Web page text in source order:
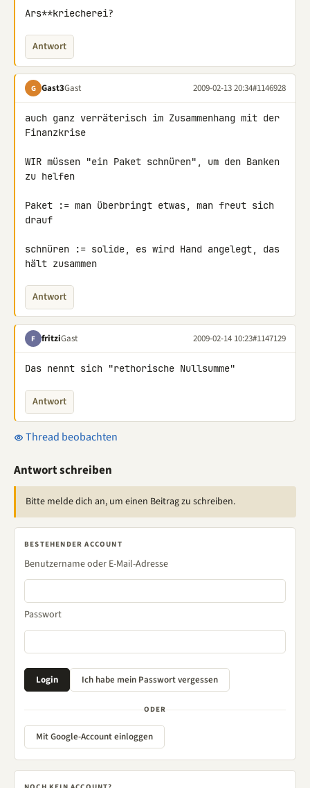
Ars**kriecherei?
Antwort
G Gast3Gast 2009-02-13 20:34#1146928
auch ganz verräterisch im Zusammenhang mit der
Finanzkrise
WIR müssen "ein Paket schnüren", um den Banken
zu helfen
Paket := man überbringt etwas, man freut sich
drauf
schnüren := solide, es wird Hand angelegt, das
hält zusammen
Antwort
F fritziGast 2009-02-14 10:23#1147129
Das nennt sich "rethorische Nullsumme"
Antwort
Thread beobachten
Antwort schreiben
Bitte melde dich an, um einen Beitrag zu schreiben.
BESTEHENDER ACCOUNT
Benutzername oder E-Mail-Adresse
Passwort
ODER
Mit Google-Account einloggen